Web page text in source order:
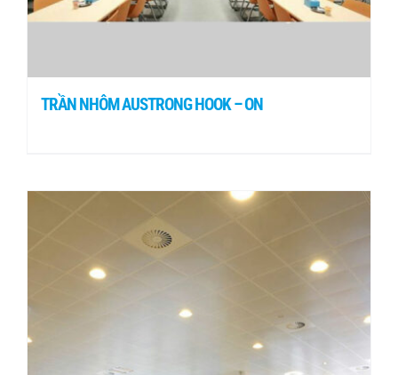
TRẦN NHÔM AUSTRONG HOOK – ON